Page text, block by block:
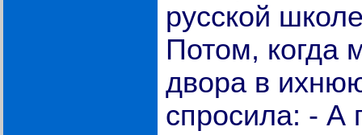
русской
Потом, когда
двора в
спросила: - А